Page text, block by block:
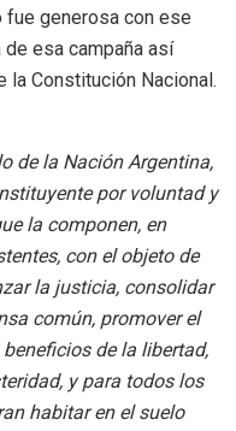
fue generosa con ese
esa campaña así
Constitución Nacional.
de la Nación Argentina,
por voluntad y
la componen, en
con el objeto de
la justicia, consolidar
común, promover el
de la libertad,
y para todos los
habitar en el suelo